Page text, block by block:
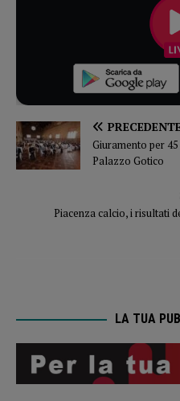
Giuramento per
Palazzo Gotico
Piacenza calcio, i risultati
LA TUA